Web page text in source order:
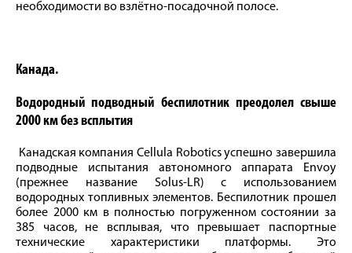
необходимости во взлётно-посадочной полосе.
Канада.
Водородный подводный беспилотник преодолел свыше
2000 км без всплытия
Канадская компания Cellula Robotics успешно завершила
подводные испытания автономного аппарата Envoy
(прежнее название Solus-LR) с использованием
водородных топливных элементов. Беспилотник прошел
более 2000 км в полностью погруженном состоянии за
385 часов, не всплывая, что превышает паспортные
технические характеристики платформы. Это